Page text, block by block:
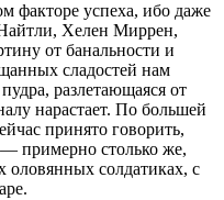
факторе успеха, ибо даже
Хелен Миррен,
от банальности и
сладостей нам
разлетающаяся от
нарастает. По большей
принято говорить,
примерно столько же,
оловянных солдатиках, с